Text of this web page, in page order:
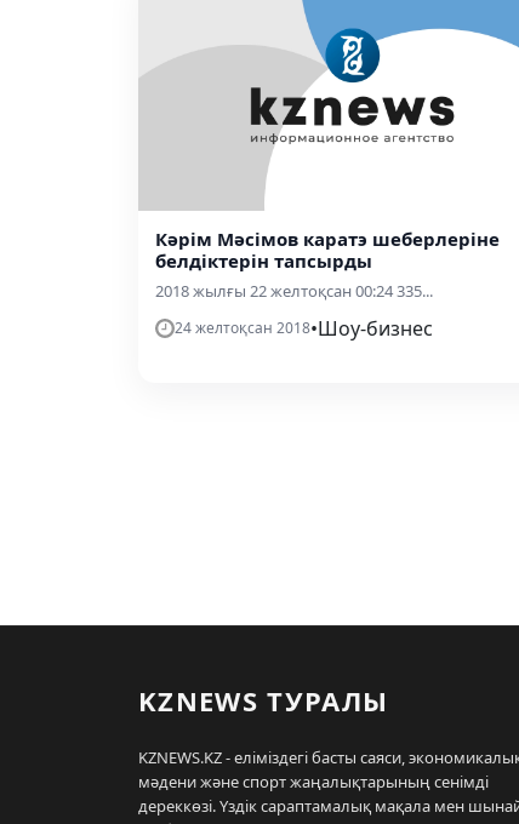
Кәрім Мәсімов каратэ шеберлеріне
белдіктерін тапсырды
2018 жылғы 22 желтоқсан 00:24 335...
24 желтоқсан 2018•Шоу-бизнес
KZNEWS ТУРАЛЫ
KZNEWS.KZ - еліміздегі басты саяси,
мәдени және спорт жаңалықтарының сенімді
дереккөзі. Үздік сараптамалық мақала мен